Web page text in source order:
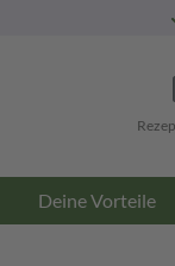
Deine Vorteile